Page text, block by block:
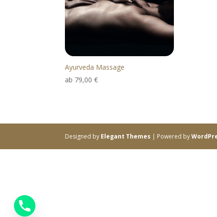
Ayurveda Massage
ab 79,00€
Designed by Elegant Themes | Powered by